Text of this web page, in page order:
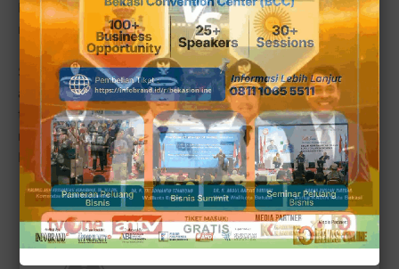
Rawamangun itu adalah milik pegawai Depdikbud (pada
masa itu), Pak Aca, yang kini sudah almarhum.
Saat itu di tahun 70-an hingga 80-an, Sate Pak Aca yang
ada di Sate Pojok begitu terkenal, bahkan mungkin
termasuk salah satu tempat makan pertama yang paling
rame sebelum lintasan kuliner di jalur menuju terminal
Rawamangun ada di awal tahun 1990-an.